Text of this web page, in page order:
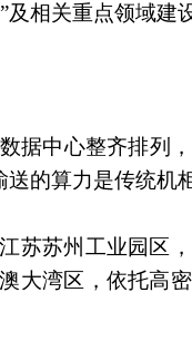
相关重点领域建
据中心整齐排列
的算力是传统机
苏苏州工业园区
大湾区，依托高